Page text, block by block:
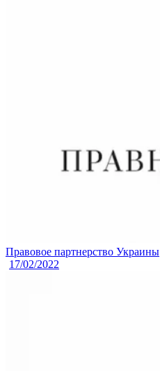
Правовое партнерство Украины
17/02/2022